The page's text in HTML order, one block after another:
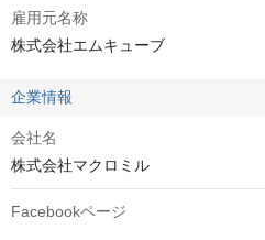
雇用元名称
株式会社エムキューブ
企業情報
会社名
株式会社マクロミル
Facebookページ